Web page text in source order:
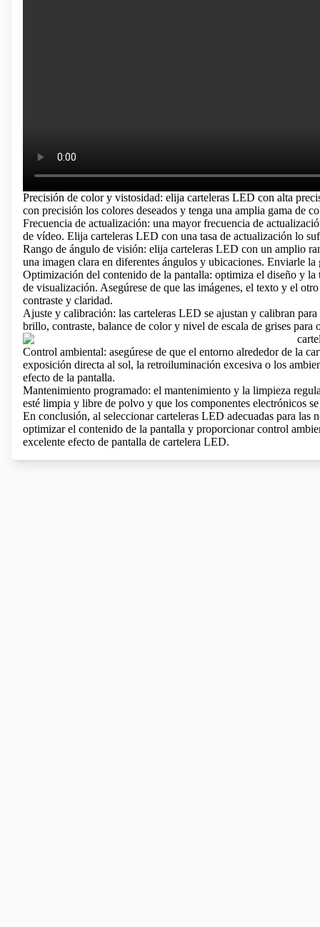
Precisión de color y vistosidad: elija carteleras LED con alta
con precisión los colores deseados y tenga una amplia gama de
Frecuencia de actualización: una mayor frecuencia de
de vídeo. Elija carteleras LED con una tasa de actualización lo
Rango de ángulo de visión: elija carteleras LED con un amplio
una imagen clara en diferentes ángulos y ubicaciones. Enviarle la
Optimización del contenido de la pantalla: optimiza el diseño y
de visualización. Asegúrese de que las imágenes, el texto y el
contraste y claridad.
Ajuste y calibración: las carteleras LED se ajustan y calibran
brillo, contraste, balance de color y nivel de escala de grises
Control ambiental: asegúrese de que el entorno alrededor de la
exposición directa al sol, la retroiluminación excesiva o los
efecto de la pantalla.
Mantenimiento programado: el mantenimiento y la limpieza
esté limpia y libre de polvo y que los componentes electrónicos
En conclusión, al seleccionar carteleras LED adecuadas para las
optimizar el contenido de la pantalla y proporcionar control
excelente efecto de pantalla de cartelera LED.